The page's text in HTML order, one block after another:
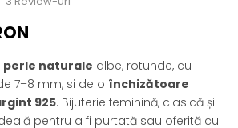
perle naturale albe, rotunde, cu
7–8 mm, si de o închizătoare
925. Bijuterie feminină, clasică și
pentru a fi purtată sau oferită cu